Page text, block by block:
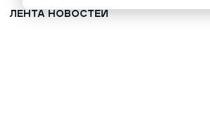
ЛЕНТА НОВОСТЕЙ